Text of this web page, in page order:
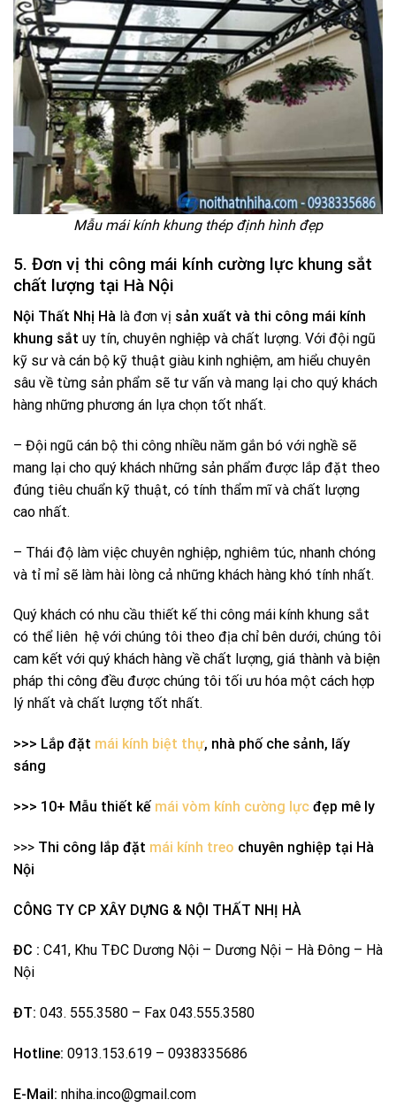
Mẫu mái kính khung thép định hình đẹp
5. Đơn vị thi công mái kính cường lực khung sắt
chất lượng tại Hà Nội
Nội Thất Nhị Hà là đơn vị sản xuất và thi công mái kính
khung sắt uy tín, chuyên nghiệp và chất lượng. Với đội ngũ
kỹ sư và cán bộ kỹ thuật giàu kinh nghiệm, am hiểu chuyên
sâu về từng sản phẩm sẽ tư vấn và mang lại cho quý khách
hàng những phương án lựa chọn tốt nhất.
– Đội ngũ cán bộ thi công nhiều năm gắn bó với nghề sẽ
mang lại cho quý khách những sản phẩm được lắp đặt theo
đúng tiêu chuẩn kỹ thuật, có tính thẩm mĩ và chất lượng
cao nhất.
– Thái độ làm việc chuyên nghiệp, nghiêm túc, nhanh chóng
và tỉ mỉ sẽ làm hài lòng cả những khách hàng khó tính nhất.
Quý khách có nhu cầu thiết kế thi công mái kính khung sắt
có thể liên hệ với chúng tôi theo địa chỉ bên dưới, chúng tôi
cam kết với quý khách hàng về chất lượng, giá thành và biện
pháp thi công đều được chúng tôi tối ưu hóa một cách hợp
lý nhất và chất lượng tốt nhất.
>>> Lắp đặt mái kính biệt thự, nhà phố che sảnh, lấy
sáng
>>> 10+ Mẫu thiết kế mái vòm kính cường lực đẹp mê ly
>>> Thi công lắp đặt mái kính treo chuyên nghiệp tại Hà
Nội
CÔNG TY CP XÂY DỰNG & NỘI THẤT NHỊ HÀ
ĐC : C41, Khu TĐC Dương Nội – Dương Nội – Hà Đông – Hà
Nội
ĐT: 043. 555.3580 – Fax 043.555.3580
Hotline: 0913.153.619 – 0938335686
E-Mail: nhiha.inco@gmail.com